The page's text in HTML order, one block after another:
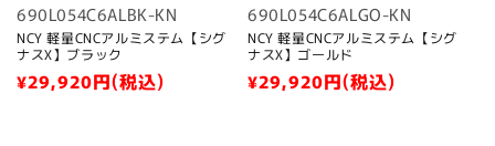
690L054C6ALBK-KN
NCY 軽量CNCアルミステム【シグ
ナスX】ブラック
通
¥29,920円(税込)
690L054C6ALGO-KN
NCY 軽量CNCアルミステム【シグ
ナスX】ゴールド
通
¥29,920円(税込)